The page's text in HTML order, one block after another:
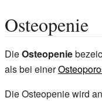
Osteopenie
DieOsteopenie
als bei einer
Die Osteopenie wird